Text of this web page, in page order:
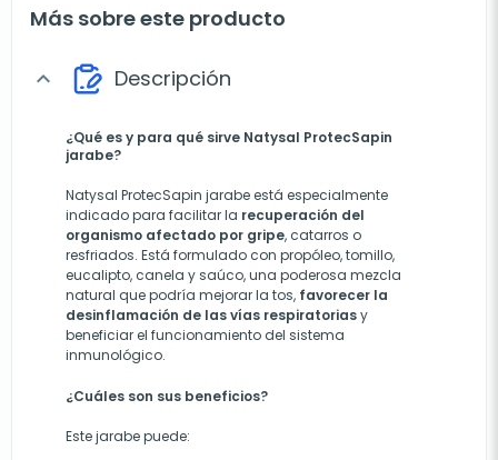
Más sobre este producto
expand_more Descripción
¿Qué es y para qué sirve Natysal ProtecSapin
jarabe?
Natysal ProtecSapin jarabe está especialmente
indicado para facilitar la recuperación del
organismo afectado por gripe, catarros o
resfriados. Está formulado con propóleo, tomillo,
eucalipto, canela y saúco, una poderosa mezcla
natural que podría mejorar la tos, favorecer la
desinflamación de las vías respiratoriasy
beneficiar el funcionamiento del sistema
inmunológico.
¿Cuáles son sus beneficios?
Este jarabe puede: